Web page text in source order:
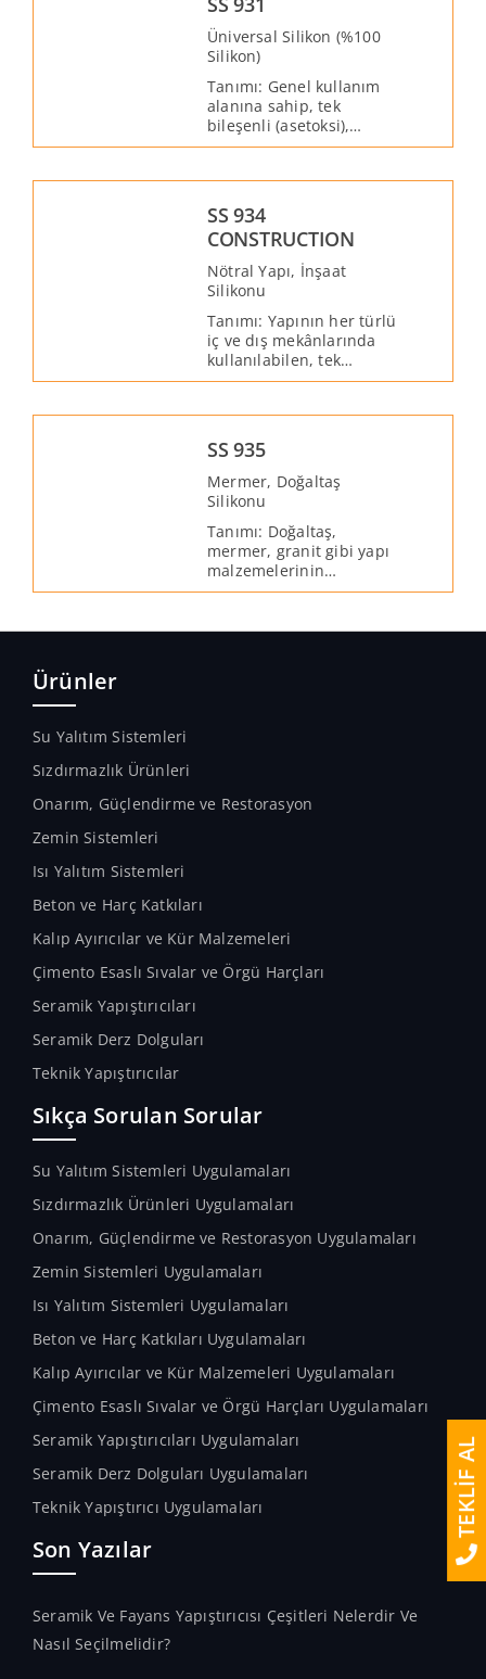
esaslı bir mastiktir.
Üniversal Silikon (%100
Silikon)
Tanımı: Genel kullanım
alanına sahip, tek
bileşenli (asetoksi),
havadaki nemle
mekânlarda
kullanılabilen, solvent
içermeyen yüksek kaliteli
%100 silikon mastiktir.
SS 934
CONSTRUCTION
Nötral Yapı, İnşaat
Silikonu
Tanımı: Yapının her türlü
iç ve dış mekânlarında
kullanılabilen, tek
bileşenli, havadaki
oxime yapılı, solvent
içermeyen yüksek kaliteli
%100 silikon mastiktir.
SS 935
Mermer, Doğaltaş
Silikonu
Tanımı: Doğaltaş,
mermer, granit gibi yapı
malzemelerinin
derzlerinde
bileşenli, havadaki
Ürünler
Su Yalıtım Sistemleri
Sızdırmazlık Ürünleri
Onarım, Güçlendirme ve Restorasyon
Zemin Sistemleri
Isı Yalıtım Sistemleri
Beton ve Harç Katkıları
Kalıp Ayırıcılar ve Kür Malzemeleri
Çimento Esaslı Sıvalar ve Örgü Harçları
Seramik Yapıştırıcıları
Seramik Derz Dolguları
Teknik Yapıştırıcılar
Sıkça Sorulan Sorular
Su Yalıtım Sistemleri Uygulamaları
Sızdırmazlık Ürünleri Uygulamaları
Onarım, Güçlendirme ve Restorasyon Uygulamaları
Zemin Sistemleri Uygulamaları
Isı Yalıtım Sistemleri Uygulamaları
Beton ve Harç Katkıları Uygulamaları
Kalıp Ayırıcılar ve Kür Malzemeleri Uygulamaları
Çimento Esaslı Sıvalar ve Örgü Harçları Uygulamaları
Seramik Yapıştırıcıları Uygulamaları
Seramik Derz Dolguları Uygulamaları
Teknik Yapıştırıcı Uygulamaları
Son Yazılar
Seramik Ve Fayans Yapıştırıcısı Çeşitleri Nelerdir Ve
Nasıl Seçilmelidir?
TEKLİF AL